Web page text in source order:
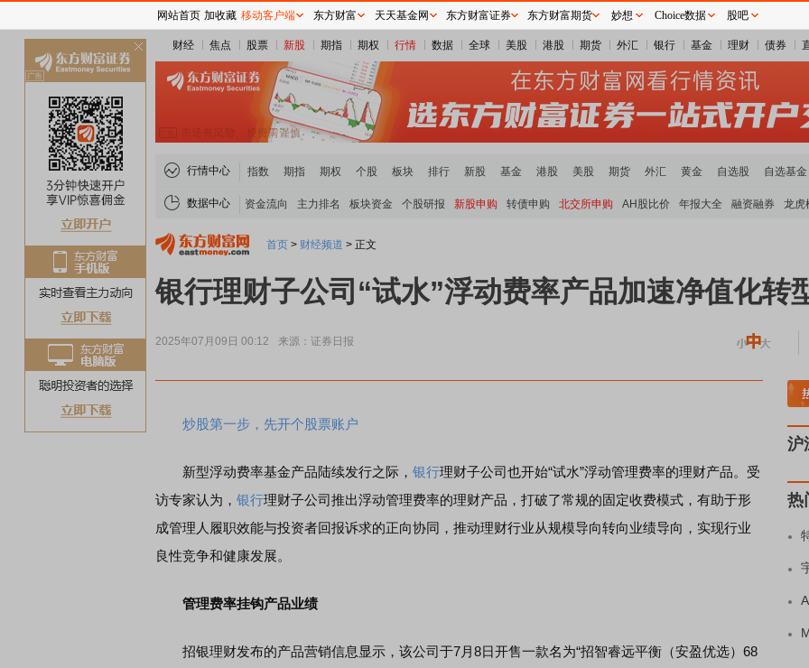
财经 焦点 股票 新股 期指 期权 行情 数据 全球 美股 港股 期货 外汇 银行 基金 理财 债券
行情中心 指数 期指 期权 个股 板块 排行 新股 基金 港股 美股 期货 外汇 黄金 自选股 自选基金
数据中心 资金流向 主力排名 板块资金 个股研报 新股申购 转债申购 北交所申购 AH股比价 年报大全 融资融券 龙虎
首页 > 财经频道 > 正文
银行理财子公司“试水”浮动费率产品加速净值化转
2025年07月09日 00:12 来源：证券日报
炒股第一步，先开个股票账户
新型浮动费率基金产品陆续发行之际， 银行理财子公司也开始“试水”浮动管理费率的理财产品。受
访专家认为， 银行理财子公司推出浮动管理费率的理财产品，打破了常规的固定收费模式，有助于形
成管理人履职效能与投资者回报诉求的正向协同，推动理财行业从规模导向转向业绩导向，实现行业
良性竞争和健康发展。
管理费率挂钩产品业绩
招银理财发布的产品营销信息显示，该公司于7月8日开售一款名为“招智睿远平衡（安盈优选）68
沪
热
网站首页 加收藏 移动客户端 东方财富 天天基金网 东方财富证券 东方财富期货 妙想 Choice数据 股吧
关